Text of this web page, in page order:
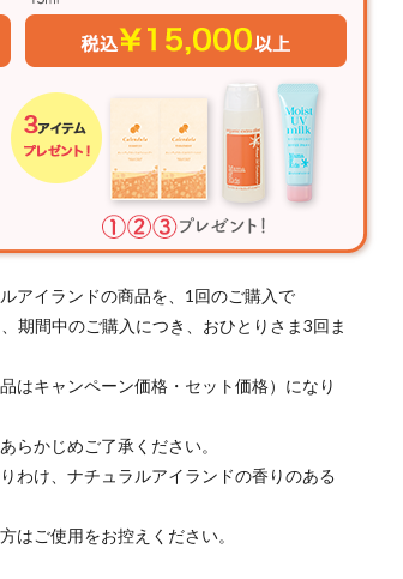
アイランドの商品を、1回のご購入で
期間中のご購入につき、おひとりさま3回ま
はキャンペーン価格・セット価格）になり
らかじめご了承ください。
わけ、ナチュラルアイランドの香りのある
ご使用をお控えください。